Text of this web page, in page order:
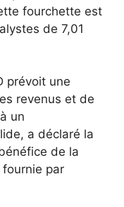
fourchette est
de 7,01
prévoit une
revenus et de
un
a déclaré la
de la
par